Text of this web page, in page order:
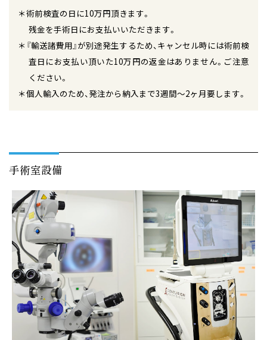
＊術前検査の日に10万円頂きます。
残金を手術日にお支払いいただきます。
＊『輸送諸費用』が別途発生するため、キャンセル時には術前検
査日にお支払い頂いた10万円の返金はありません。ご注意
ください。
＊個人輸入のため、発注から納入まで3週間～2ヶ月要します。
手術室設備